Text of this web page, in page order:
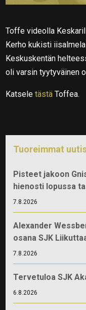
Toffe videolla
Kerho kukisti
Keskuskentän
oli varsin tyytyväinen
Katseletästä Toffea.
Tuoreimmat
Pisteet jakoon
hienosti lopussa
7.8.2026
Alexander
osana SJK
7.8.2026
Tervetuloa SJK
6.8.2026